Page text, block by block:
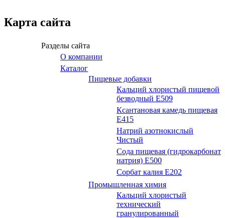
Карта сайта
Разделы сайта
О компании
Каталог
Пищевые добавки
Кальций хлористый пищевой
безводный Е509
Ксантановая камедь пищевая
Е415
Натрий азотнокислый
Чистый
Сода пищевая (гидрокарбонат
натрия) Е500
Сорбат калия Е202
Промышленная химия
Кальций хлористый
технический
гранулированный